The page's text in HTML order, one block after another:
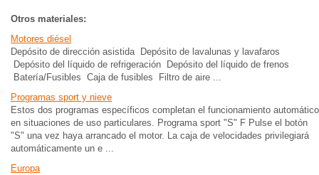
Otros materiales:
Motores diésel
Depósito de dirección asistida Depósito de lavalunas y lavafaros
Depósito del líquido de refrigeración Depósito del líquido de frenos
Batería/Fusibles Caja de fusibles Filtro de aire ...
Programas sport y nieve
Estos dos programas específicos completan el funcionamiento automático
en situaciones de uso particulares. Programa sport "S" F Pulse el botón
"S" una vez haya arrancado el motor. La caja de velocidades privilegiará
automáticamente un e ...
Europa